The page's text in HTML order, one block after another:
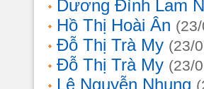
Dương Đình Lam
Hồ Thị Hoài Ân
Đỗ Thị Trà My (23/
Đỗ Thị Trà My (23/
Lê Nguyễn Nhung